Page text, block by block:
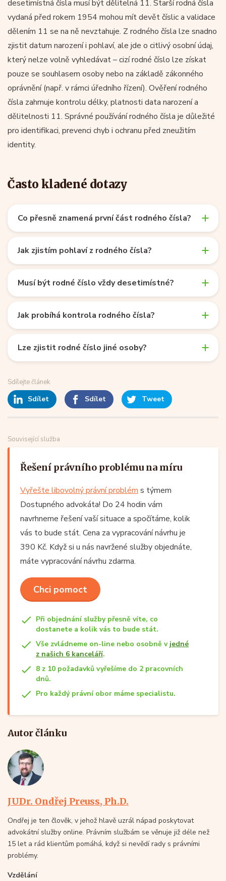
desetimístná čísla musí být dělitelná 11. Starší rodná čísla
vydaná před rokem 1954 mohou mít devět číslic a validace
dělením 11 se na ně nevztahuje. Z rodného čísla lze snadno
zjistit datum narození i pohlaví, ale jde o citlivý osobní údaj,
který nelze volně vyhledávat – cizí rodné číslo lze získat
pouze se souhlasem osoby nebo na základě zákonného
oprávnění (např. v rámci úředního řízení). Ověření rodného
čísla zahrnuje kontrolu délky, platnosti data narození a
dělitelnosti 11. Správné používání rodného čísla je důležité
pro identifikaci, prevenci chyb i ochranu před zneužitím
identity.
Často kladené dotazy
Co přesně znamená první část rodného čísla?
Jak zjistím pohlaví z rodného čísla?
Musí být rodné číslo vždy desetimístné?
Jak probíhá kontrola rodného čísla?
Lze zjistit rodné číslo jiné osoby?
Sdílejte článek
Sdílet Sdílet Tweet
Související služba
Řešení právního problému na míru
Vyřešte libovolný právní problém s týmem
Dostupného advokáta! Do 24 hodin vám
navrhneme řešení vaší situace a spočítáme, kolik
vás to bude stát. Cena za vypracování návrhu je
390 Kč. Když si u nás navržené služby objednáte,
máte vypracování návrhu zdarma.
Chci pomoct
Při objednání služby přesně víte, co
dostanete a kolik vás to bude stát.
Vše zvládneme on-line nebo osobně v jedné
z našich 6 kanceláří.
8 z 10 požadavků vyřešíme do 2 pracovních
dnů.
Pro každý právní obor máme specialistu.
Autor článku
JUDr. Ondřej Preuss, Ph.D.
Ondřej je ten člověk, v jehož hlavě uzrál nápad poskytovat
advokátní služby online. Právním službám se věnuje již déle než
15 let a rád klientům pomáhá, když si nevědí rady s právními
problémy.
Vzdělání